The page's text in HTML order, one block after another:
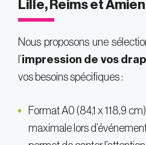
Lille, Reims et
Nous proposons une
l’impression de vos
vos besoins spécifiques :
Format A0 (84,1 x 118,9
maximale lors